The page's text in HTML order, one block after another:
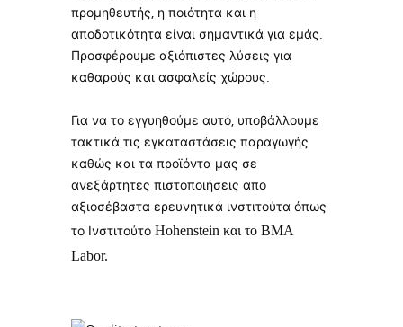
προμηθευτής, η ποιότητα και η
αποδοτικότητα είναι σημαντικά για εμάς.
Προσφέρουμε αξιόπιστες λύσεις για
καθαρούς και ασφαλείς χώρους.
Για να το εγγυηθούμε αυτό, υποβάλλουμε
τακτικά τις εγκαταστάσεις παραγωγής
καθώς και τα προϊόντα μας σε
ανεξάρτητες πιστοποιήσεις απο
αξιοσέβαστα ερευνητικά ινστιτούτα όπως
το Ινστιτούτο Hohenstein και το BMA
Labor.